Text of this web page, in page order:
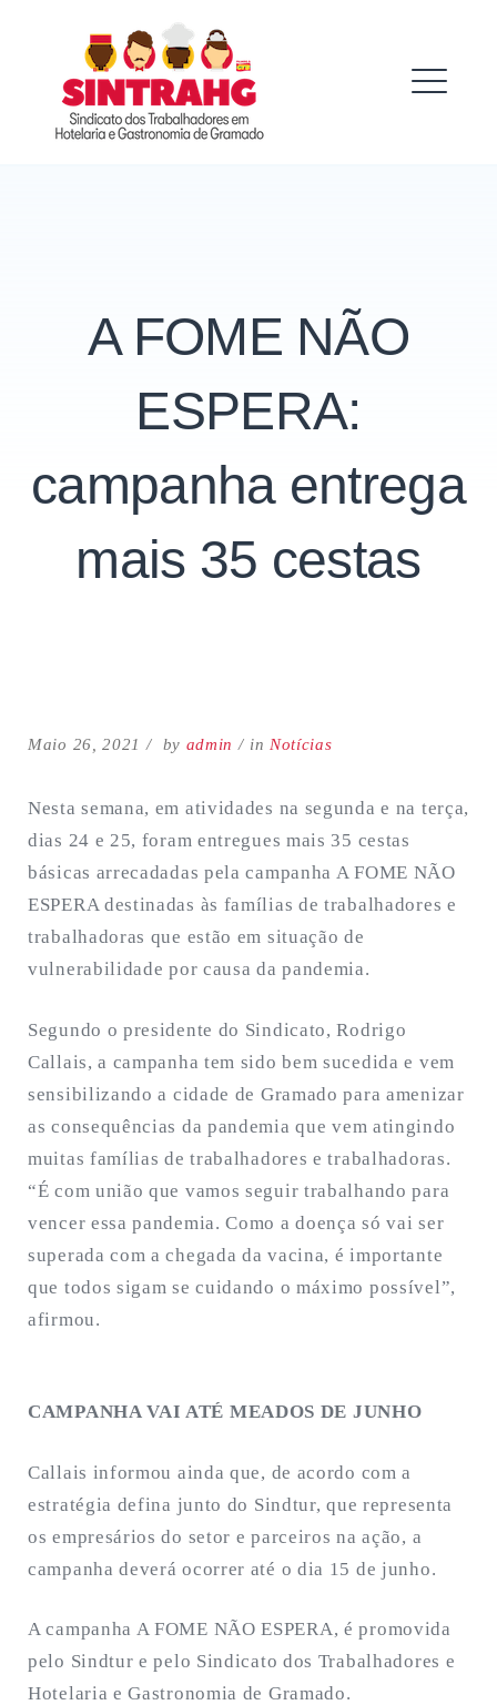
SINTRAHG
for:
A FOME NÃO
ESPERA:
campanha entrega
mais 35 cestas
Maio 26, 2021 by admin in Notícias
Nesta semana, em atividades na segunda e na terça,
dias 24 e 25, foram entregues mais 35 cestas
básicas arrecadadas pela campanha A FOME NÃO
ESPERA destinadas às famílias de trabalhadores e
trabalhadoras que estão em situação de
vulnerabilidade por causa da pandemia.
Segundo o presidente do Sindicato, Rodrigo
Callais, a campanha tem sido bem sucedida e vem
sensibilizando a cidade de Gramado para amenizar
as consequências da pandemia que vem atingindo
muitas famílias de trabalhadores e trabalhadoras.
“É com união que vamos seguir trabalhando para
vencer essa pandemia. Como a doença só vai ser
superada com a chegada da vacina, é importante
que todos sigam se cuidando o máximo possível”,
afirmou.
CAMPANHA VAI ATÉ MEADOS DE JUNHO
Callais informou ainda que, de acordo com a
estratégia defina junto do Sindtur, que representa
os empresários do setor e parceiros na ação, a
campanha deverá ocorrer até o dia 15 de junho.
A campanha A FOME NÃO ESPERA, é promovida
pelo Sindtur e pelo Sindicato dos Trabalhadores e
Hotelaria e Gastronomia de Gramado.